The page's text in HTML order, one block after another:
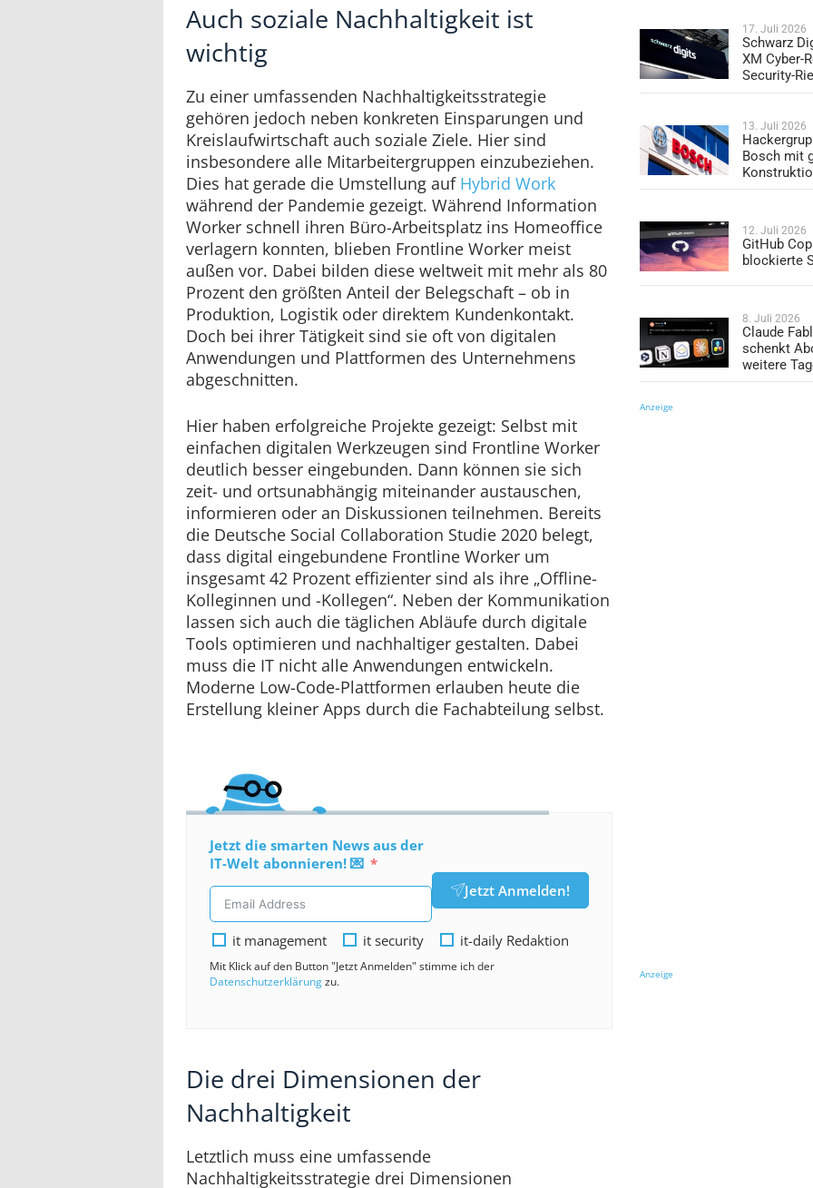
Auch soziale Nachhaltigkeit ist
wichtig
Zu einer umfassenden Nachhaltigkeitsstrategie
gehören jedoch neben konkreten Einsparungen und
Kreislaufwirtschaft auch soziale Ziele. Hier sind
insbesondere alle Mitarbeitergruppen einzubeziehen.
Dies hat gerade die Umstellung auf Hybrid Work
während der Pandemie gezeigt. Während Information
Worker schnell ihren Büro-Arbeitsplatz ins Homeoffice
verlagern konnten, blieben Frontline Worker meist
außen vor. Dabei bilden diese weltweit mit mehr als 80
Prozent den größten Anteil der Belegschaft – ob in
Produktion, Logistik oder direktem Kundenkontakt.
Doch bei ihrer Tätigkeit sind sie oft von digitalen
Anwendungen und Plattformen des Unternehmens
abgeschnitten.
Hier haben erfolgreiche Projekte gezeigt: Selbst mit
einfachen digitalen Werkzeugen sind Frontline Worker
deutlich besser eingebunden. Dann können sie sich
zeit- und ortsunabhängig miteinander austauschen,
informieren oder an Diskussionen teilnehmen. Bereits
die Deutsche Social Collaboration Studie 2020 belegt,
dass digital eingebundene Frontline Worker um
insgesamt 42 Prozent effizienter sind als ihre „Offline-
Kolleginnen und -Kollegen“. Neben der Kommunikation
lassen sich auch die täglichen Abläufe durch digitale
Tools optimieren und nachhaltiger gestalten. Dabei
muss die IT nicht alle Anwendungen entwickeln.
Moderne Low-Code-Plattformen erlauben heute die
Erstellung kleiner Apps durch die Fachabteilung selbst.
Jetzt die smarten News aus der
IT-Welt abonnieren! 💌
Jetzt Anmelden!
it management it security it-daily Redaktion
Mit Klick auf den Button "Jetzt Anmelden" stimme ich der
Datenschutzerklärungzu.
Die drei Dimensionen der
Nachhaltigkeit
Letztlich muss eine umfassende
Nachhaltigkeitsstrategie drei Dimensionen
17. Juli 2026
Schwarz
XM Cyber-
Security-
13. Juli 2026
Bosch mit
12. Juli 2026
GitHub
blockierte
8. Juli 2026
Claude
schenkt
weitere
Anzeige
Anzeige